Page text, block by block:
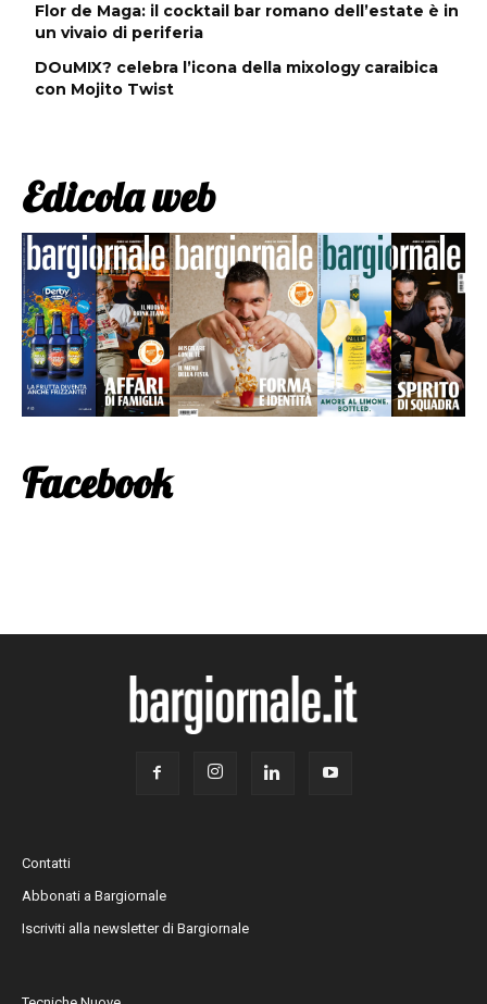
Flor de Maga: il cocktail bar romano dell’estate è in
un vivaio di periferia
DOuMIX? celebra l’icona della mixology caraibica
con Mojito Twist
Edicola web
Facebook
Contatti
Abbonati a Bargiornale
Iscriviti alla newsletter di Bargiornale